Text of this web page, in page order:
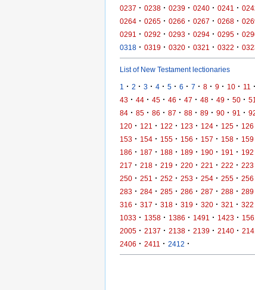
0237 · 0238 · 0239 · 0240 · 0241 ·
0264 · 0265 · 0266 · 0267 · 0268 ·
0291 · 0292 · 0293 · 0294 · 0295 ·
0318 · 0319 · 0320 · 0321 · 0322 ·
List of New Testament lectionaries
1 · 2 · 3 · 4 · 5 · 6 · 7 · 8 · 9 · 10 · 11 ·
43 · 44 · 45 · 46 · 47 · 48 · 49 · 50 · 51
84 · 85 · 86 · 87 · 88 · 89 · 90 · 91 ·
120 · 121 · 122 · 123 · 124 · 125 · 126
153 · 154 · 155 · 156 · 157 · 158 · 159
186 · 187 · 188 · 189 · 190 · 191 · 192
217 · 218 · 219 · 220 · 221 · 222 · 223
250 · 251 · 252 · 253 · 254 · 255 · 256
283 · 284 · 285 · 286 · 287 · 288 · 289
316 · 317 · 318 · 319 · 320 · 321 · 322
1033 · 1358 · 1386 · 1491 · 1423 ·
2005 · 2137 · 2138 · 2139 · 2140 ·
2406 · 2411 · 2412 ·